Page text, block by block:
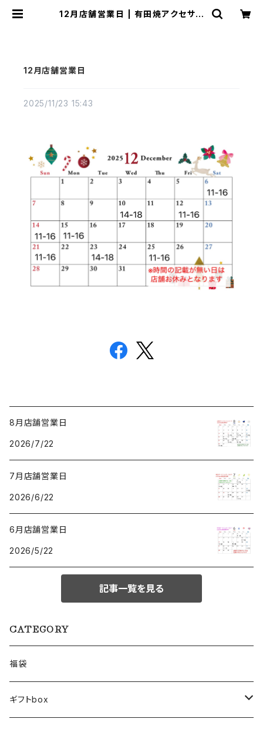
12月店舗営業日 | 有田焼アクセサリ
12月店舗営業日
2025/11/23 15:43
8月店舗営業日
2026/7/22
7月店舗営業日
2026/6/22
6月店舗営業日
2026/5/22
記事一覧を見る
CATEGORY
福袋
ギフトbox